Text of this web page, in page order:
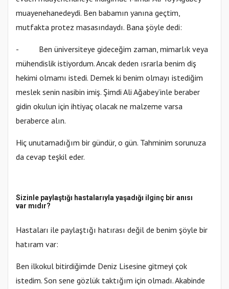
muayenehanedeydi. Ben babamın yanına geçtim,
mutfakta protez masasındaydı. Bana şöyle dedi:
- Ben üniversiteye gideceğim zaman, mimarlık veya
mühendislik istiyordum. Ancak deden ısrarla benim diş
hekimi olmamı istedi. Demek ki benim olmayı istediğim
meslek senin nasibin imiş. Şimdi Ali Ağabey’inle beraber
gidin okulun için ihtiyaç olacak ne malzeme varsa
beraberce alın.
Hiç unutamadığım bir gündür, o gün. Tahminim sorunuza
da cevap teşkil eder.
Sizinle paylaştığı hastalarıyla yaşadığı ilginç bir anısı
var mıdır?
Hastaları ile paylaştığı hatırası değil de benim şöyle bir
hatıram var:
Ben ilkokul bitirdiğimde Deniz Lisesine gitmeyi çok
istedim. Son sene gözlük taktığım için olmadı. Akabinde